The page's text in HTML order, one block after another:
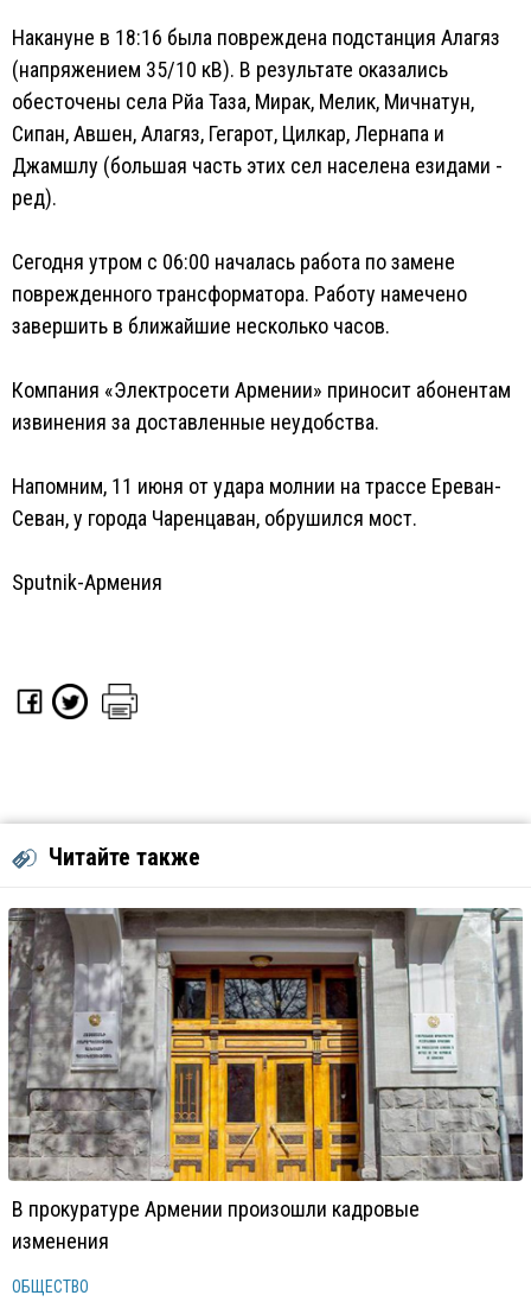
Накануне в 18:16 была повреждена подстанция Алагяз
(напряжением 35/10 кВ). В результате оказались
обесточены села Рйа Таза, Мирак, Мелик, Мичнатун,
Сипан, Авшен, Алагяз, Гегарот, Цилкар, Лернапа и
Джамшлу (большая часть этих сел населена езидами -
ред).
Сегодня утром с 06:00 началась работа по замене
поврежденного трансформатора. Работу намечено
завершить в ближайшие несколько часов.
Компания «Электросети Армении» приносит абонентам
извинения за доставленные неудобства.
Напомним, 11 июня от удара молнии на трассе Ереван-
Севан, у города Чаренцаван, обрушился мост.
Sputnik-Армения
Читайте также
В прокуратуре Армении произошли кадровые
изменения
ОБЩЕСТВО